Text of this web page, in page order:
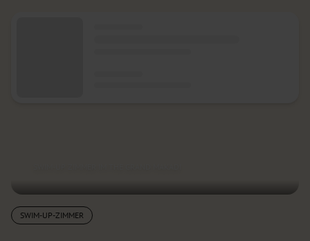
SWIM-UP-ZIMMER